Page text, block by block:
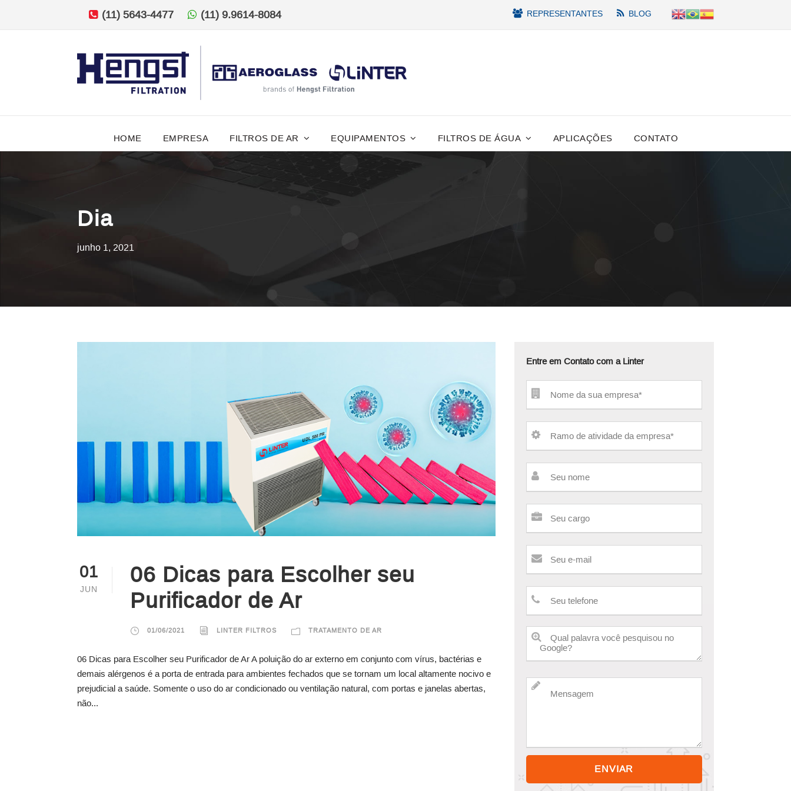
(11) 5643-4477 (11) 9.9614-8084 REPRESENTANTES BLOG
HOME EMPRESA FILTROS DE AR EQUIPAMENTOS FILTROS DE ÁGUA APLICAÇÕES CONTATO
Dia
junho 1, 2021
01
JUN
06 Dicas para Escolher seu
Purificador de Ar
01/06/2021 LINTER FILTROS TRATAMENTO DE AR
06 Dicas para Escolher seu Purificador de Ar A poluição do ar externo em conjunto com vírus, bactérias e
demais alérgenos é a porta de entrada para ambientes fechados que se tornam um local altamente nocivo e
prejudicial a saúde. Somente o uso do ar condicionado ou ventilação natural, com portas e janelas abertas,
não...
Entre em Contato com a Linter